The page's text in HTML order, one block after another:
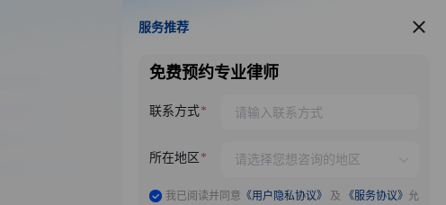
服务推荐
服务推荐
免费预约专业律师
联系方式
所在地区
我已阅读并同意 《用户隐私协议》 及 《服务协议》 允